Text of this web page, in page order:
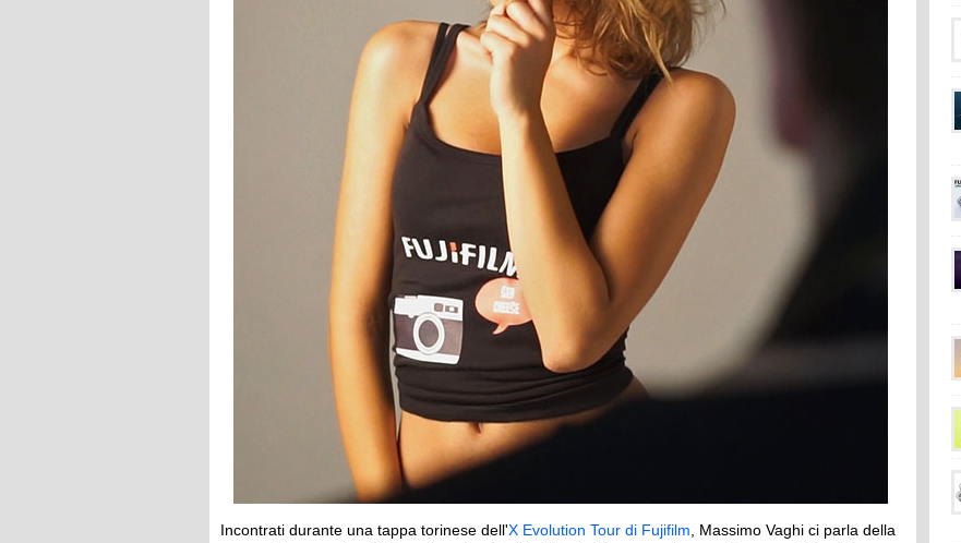
Incontrati durante una tappa torinese dell'X Evolution Tour di Fujifilm , Massimo Vaghi ci parla della